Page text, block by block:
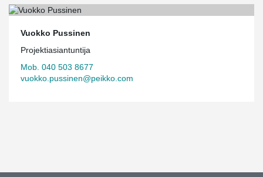
Vuokko Pussinen
Projektiasiantuntija
Mob. 040 503 8677
vuokko.pussinen@peikko.com